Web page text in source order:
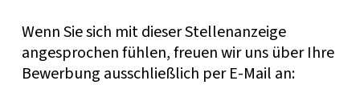
Wenn Sie sich mit dieser Stellenanzeige
angesprochen fühlen, freuen wir uns über Ihre
Bewerbung ausschließlich per E-Mail an: